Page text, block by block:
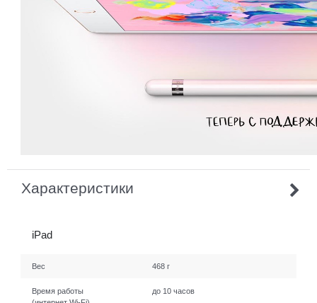
Характеристики
iPad
Вес 468 г
Время работы
до 10 часов